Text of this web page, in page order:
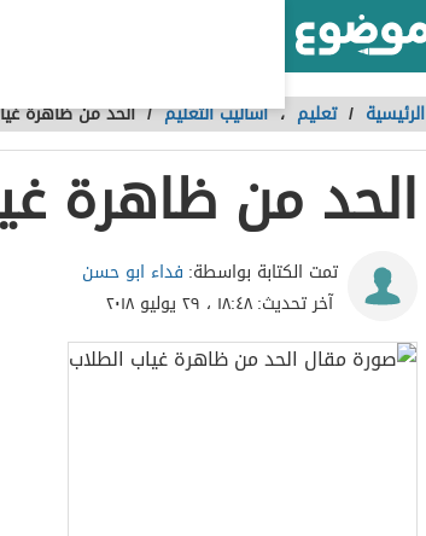
الرئيسية / تعليم ،أساليب التعليم /الحد من ظاهرة
الحد من ظاهرة
تمت الكتابة بواسطة: فداء ابو حسن
آخر تحديث:١٨:٤٨ ، ٢٩ يوليو ٢٠١٨